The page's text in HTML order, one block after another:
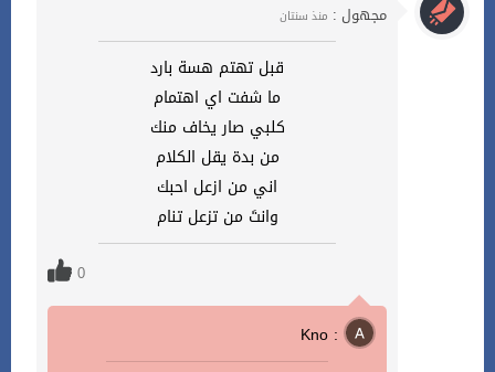
مجهول : منذ سنتان
قبل تهتم هسة بارد
ما شفت اي اهتمام
كلبي صار يخاف منك
من بدة يقل الكلام
اني من ازعل احبك
وانتَ من تزعل تنام
0
Kno :